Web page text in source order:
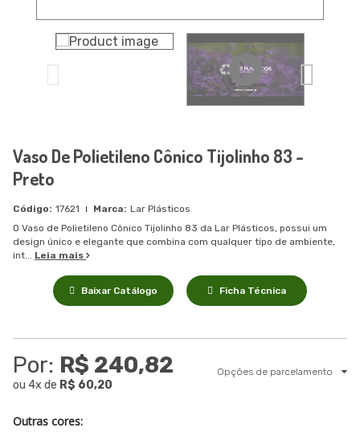
Vaso De Polietileno Cônico Tijolinho 83 -
Preto
17621
Lar Plásticos
O Vaso de Polietileno Cônico Tijolinho 83 da Lar Plásticos, possui um
design único e elegante que combina com qualquer tipo de ambiente,
int... Leia mais
Baixar Catálogo Ficha Técnica
Por: R$ 240,82
ou 4x de R$ 60,20
Opções de parcelamento
Outras cores: